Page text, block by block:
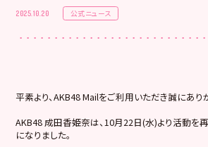
2025.10.20 公式ニュース
平素より、AKB48 Mailをご利用いただき誠にあり
AKB48 成田香姫奈は、10月22日(水)より活動を
になりました。